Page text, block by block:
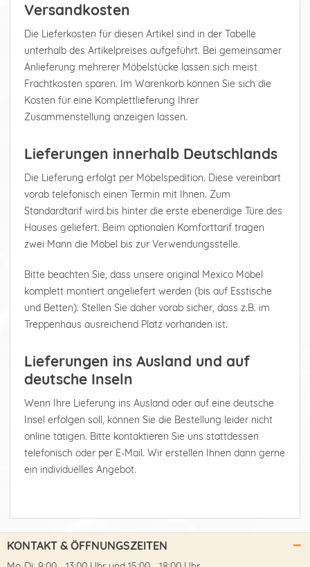
Versandkosten
Die Lieferkosten für diesen Artikel sind in der Tabelle
unterhalb des Artikelpreises aufgeführt. Bei gemeinsamer
Anlieferung mehrerer Möbelstücke lassen sich meist
Frachtkosten sparen. Im Warenkorb können Sie sich die
Kosten für eine Komplettlieferung Ihrer
Zusammenstellung anzeigen lassen.
Lieferungen innerhalb Deutschlands
Die Lieferung erfolgt per Möbelspedition. Diese vereinbart
vorab telefonisch einen Termin mit Ihnen. Zum
Standardtarif wird bis hinter die erste ebenerdige Türe des
Hauses geliefert. Beim optionalen Komforttarif tragen
zwei Mann die Möbel bis zur Verwendungsstelle.
Bitte beachten Sie, dass unsere original Mexico Möbel
komplett montiert angeliefert werden (bis auf Esstische
und Betten). Stellen Sie daher vorab sicher, dass z.B. im
Treppenhaus ausreichend Platz vorhanden ist.
Lieferungen ins Ausland und auf
deutsche Inseln
Wenn Ihre Lieferung ins Ausland oder auf eine deutsche
Insel erfolgen soll, können Sie die Bestellung leider nicht
online tätigen. Bitte kontaktieren Sie uns stattdessen
telefonisch oder per E-Mail. Wir erstellen Ihnen dann gerne
ein individuelles Angebot.
KONTAKT & ÖFFNUNGSZEITEN